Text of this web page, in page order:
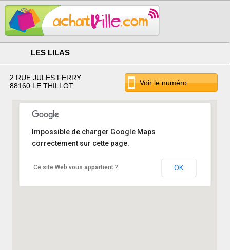
LES LILAS
2 RUE JULES FERRY
88160 LE THILLOT
Voir le numéro
Impossible de charger Google Maps
correctement sur cette page.
Ce site Web vous appartient ? OK